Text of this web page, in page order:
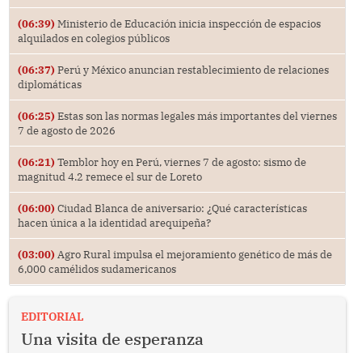
(06:39) Ministerio de Educación inicia inspección de espacios
alquilados en colegios públicos
(06:37) Perú y México anuncian restablecimiento de relaciones
diplomáticas
(06:25) Estas son las normas legales más importantes del viernes
7 de agosto de 2026
(06:21) Temblor hoy en Perú, viernes 7 de agosto: sismo de
magnitud 4.2 remece el sur de Loreto
(06:00) Ciudad Blanca de aniversario: ¿Qué características
hacen única a la identidad arequipeña?
(03:00) Agro Rural impulsa el mejoramiento genético de más de
6,000 camélidos sudamericanos
EDITORIAL
Una visita de esperanza